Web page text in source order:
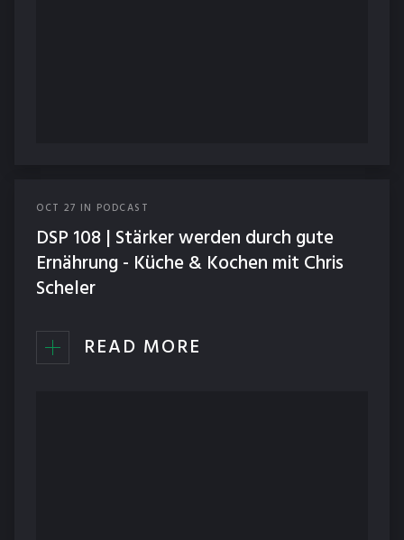
OCT 27 IN PODCAST
DSP 108 | Stärker werden durch gute
Ernährung - Küche & Kochen mit Chris
Scheler
READ MORE